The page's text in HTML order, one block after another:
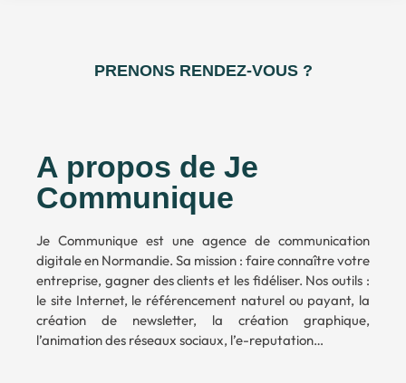
PRENONS RENDEZ-VOUS ?
A propos de Je
Communique
Je Communique est une agence de communication
digitale en Normandie. Sa mission : faire connaître votre
entreprise, gagner des clients et les fidéliser. Nos outils :
le site Internet, le référencement naturel ou payant, la
création de newsletter, la création graphique,
l’animation des réseaux sociaux, l’e-reputation…